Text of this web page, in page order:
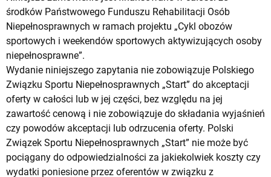
środków Państwowego Funduszu Rehabilitacji Osób
Niepełnosprawnych w ramach projektu „Cykl obozów
sportowych i weekendów sportowych aktywizujących osoby
niepełnosprawne”.
Wydanie niniejszego zapytania nie zobowiązuje Polskiego
Związku Sportu Niepełnosprawnych „Start” do akceptacji
oferty w całości lub w jej części, bez względu na jej
zawartość cenową i nie zobowiązuje do składania wyjaśnień
czy powodów akceptacji lub odrzucenia oferty. Polski
Związek Sportu Niepełnosprawnych „Start” nie może być
pociągany do odpowiedzialności za jakiekolwiek koszty czy
wydatki poniesione przez oferentów w związku z